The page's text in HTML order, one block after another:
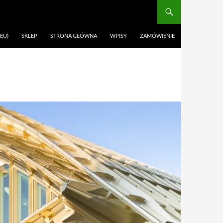
SKLEP STRONA GŁÓWNA WPISY ZAMÓWIENIE